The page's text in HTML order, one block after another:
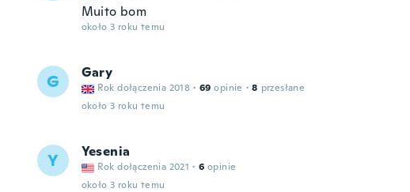
Muito bom
około 3 roku temu
G Gary
Rok dołączenia 2018 · 69 opinie · 8 przesłane
około 3 roku temu
Y Yesenia
Rok dołączenia 2021 · 6 opinie
około 3 roku temu